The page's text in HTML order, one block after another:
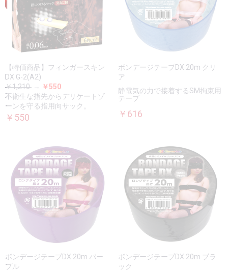
【特価商品】フィンガースキン
DX G-2(A2)
￥1,210 → ￥550
不衛生な指先からデリケートゾ
ーンを守る指用向サック。
￥550
ボンデージテープDX 20m クリ
ア
静電気の力で接着するSM拘束用
テープ
￥616
ボンデージテープDX 20m パー
プル
ボンデージテープDX 20m ブラ
ック